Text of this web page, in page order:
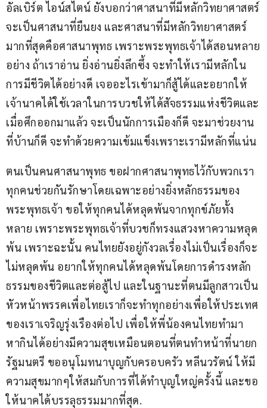
อัลเบิร์ต ไอน์สไตน์ ยังบอกว่าศาสนาที่มีหลักวิทยาศาสตร์
จะเป็นศาสนาที่ยืนยง และศาสนาที่มีหลักวิทยาศาสตร์
มากที่สุดคือศาสนาพุทธ เพราะพระพุทธเจ้าได้สอนหลาย
อย่าง ถ้าเราอ่าน ยิ่งอ่านยิ่งลึกซึ้ง จะทำให้เรามีหลักใน
การมีชีวิตได้อย่างดี เจออะไรเข้ามาก็สู้ได้และอยากให้
เจ้านาคได้ใช้เวลาในการบวชให้ได้สัจธรรมแห่งชีวิตและ
เมื่อศึกออกมาแล้ว จะเป็นนักการเมืองก็ดี จะมาช่วยงาน
ที่บ้านก็ดี จะทำด้วยความเข้มแข็งเพราะเรามีหลักที่แน่น
ตนเป็นคนศาสนาพุทธ ขอฝากศาสนาพุทธไว้กับพวกเรา
ทุกคนช่วยกันรักษาโดยเฉพาะอย่างยิ่งหลักธรรมของ
พระพุทธเจ้า ขอให้ทุกคนได้หลุดพ้นจากทุกข์ภัยทั้ง
หลาย เพราะพระพุทธเจ้าที่บวชก็ทรงแสวงหาความหลุด
พ้น เพราะฉะนั้น คนไทยยังอยู่กังวลเรื่องไม่เป็นเรื่องก็จะ
ไม่หลุดพ้น อยากให้ทุกคนได้หลุดพ้นโดยการดำรงหลัก
ธรรมของชีวิตและต่อสู้ไป และในฐานะที่ตนมีลูกสาวเป็น
หัวหน้าพรรคเพื่อไทยเราก็จะทำทุกอย่างเพื่อให้ประเทศ
ของเราเจริญรุ่งเรืองต่อไป เพื่อให้พี่น้องคนไทยทำมา
หากินได้อย่างมีความสุขเหมือนตอนที่ตนทำหน้าที่นายก
รัฐมนตรี ขออนุโมทนาบุญกับครอบครัว หลีนวรัตน์ ให้มี
ความสุขมากๆให้สมกับการที่ได้ทำบุญใหญ่ครั้งนี้ และขอ
ให้นาคได้บรรลุธรรมมากที่สุด.